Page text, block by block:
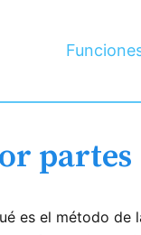
partes
es el método de